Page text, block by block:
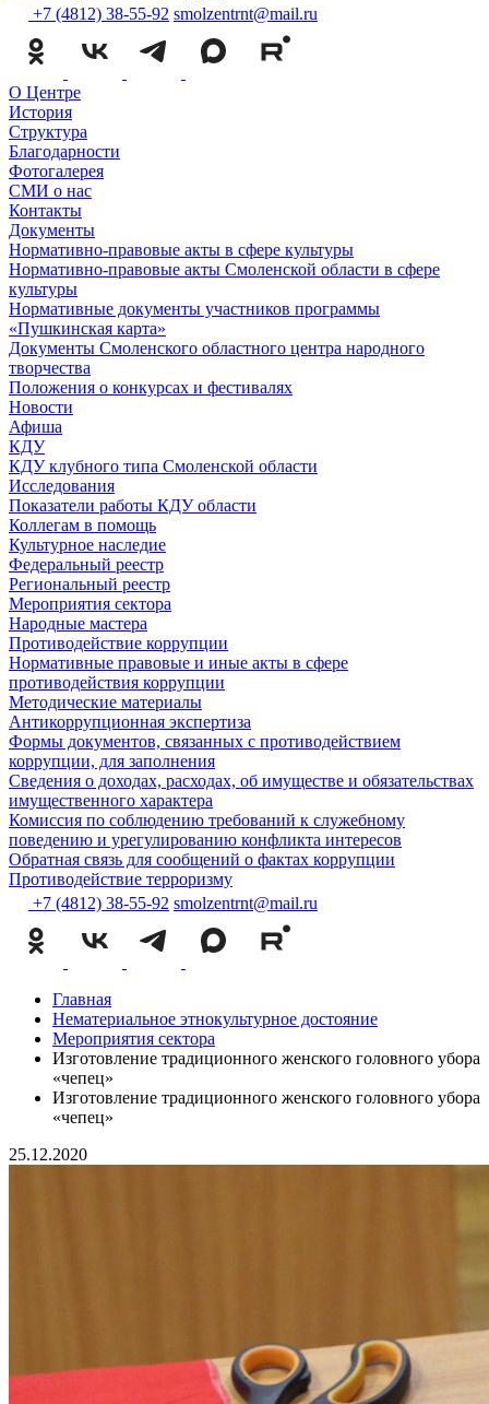
+7 (4812) 38-55-92 smolzentrnt@mail.ru
О Центре
История
Структура
Благодарности
Фотогалерея
СМИ о нас
Контакты
Документы
Нормативно-правовые акты в сфере культуры
Нормативно-правовые акты Смоленской области в сфере
культуры
Нормативные документы участников программы
«Пушкинская карта»
Документы Смоленского областного центра народного
творчества
Положения о конкурсах и фестивалях
Новости
Афиша
КДУ
КДУ клубного типа Смоленской области
Исследования
Показатели работы КДУ области
Коллегам в помощь
Культурное наследие
Федеральный реестр
Региональный реестр
Мероприятия сектора
Народные мастера
Противодействие коррупции
Нормативные правовые и иные акты в сфере
противодействия коррупции
Методические материалы
Антикоррупционная экспертиза
Формы документов, связанных с противодействием
коррупции, для заполнения
Сведения о доходах, расходах, об имуществе и обязательствах
имущественного характера
Комиссия по соблюдению требований к служебному
поведению и урегулированию конфликта интересов
Обратная связь для сообщений о фактах коррупции
Противодействие терроризму
+7 (4812) 38-55-92 smolzentrnt@mail.ru
Главная
Нематериальное этнокультурное достояние
Мероприятия сектора
Изготовление традиционного женского головного убора
«чепец»
Изготовление традиционного женского головного убора
«чепец»
25.12.2020